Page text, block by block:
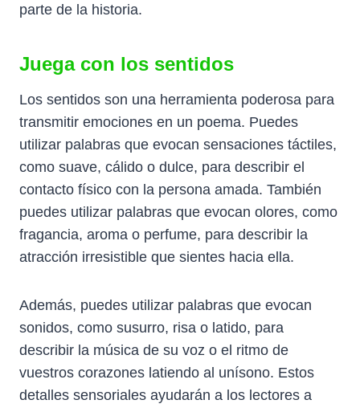
parte de la historia.
Juega con los sentidos
Los sentidos son una herramienta poderosa para
transmitir emociones en un poema. Puedes
utilizar palabras que evocan sensaciones táctiles,
como suave, cálido o dulce, para describir el
contacto físico con la persona amada. También
puedes utilizar palabras que evocan olores, como
fragancia, aroma o perfume, para describir la
atracción irresistible que sientes hacia ella.
Además, puedes utilizar palabras que evocan
sonidos, como susurro, risa o latido, para
describir la música de su voz o el ritmo de
vuestros corazones latiendo al unísono. Estos
detalles sensoriales ayudarán a los lectores a